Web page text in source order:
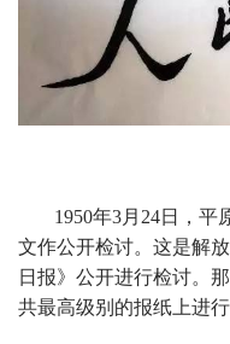
1950年3月24日，平
文作公开检讨。这是解
日报》公开进行检讨。
共最高级别的报纸上进